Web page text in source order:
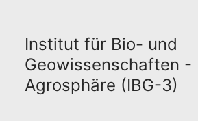
Institut für Bio- und
Geowissenschaften -
Agrosphäre (IBG-3)